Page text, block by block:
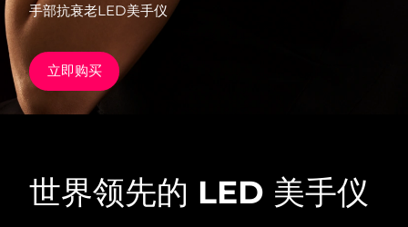
手部抗衰老LED美手仪
立即购买
世界领先的 LED 美手仪
红光疗法
德国
加拿大
奥地利 预计送达日期 8/8/26